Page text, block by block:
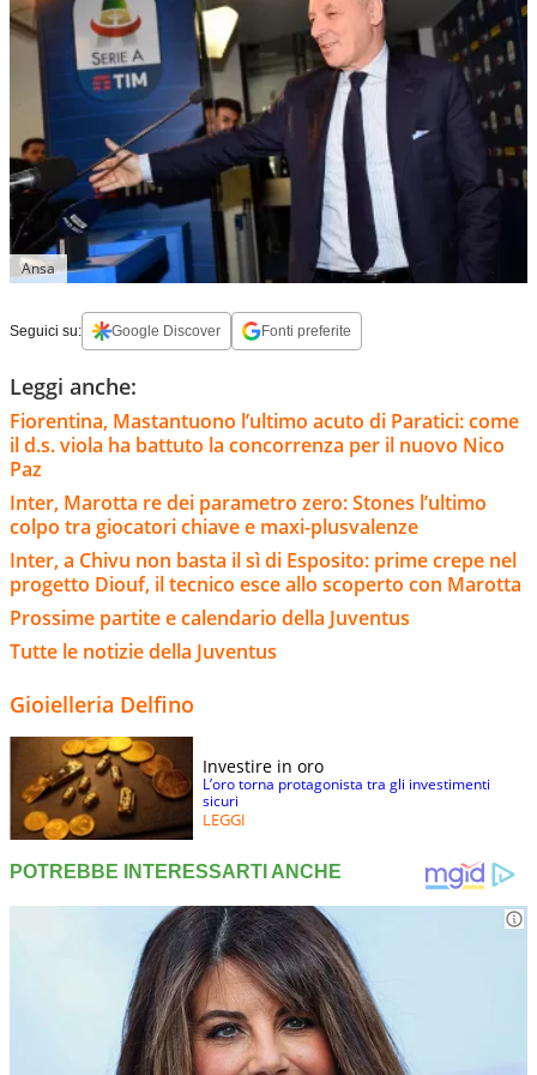
Ansa
Seguici su: Google Discover Fonti preferite
Leggi anche:
Fiorentina, Mastantuono l’ultimo acuto di Paratici: come
il d.s. viola ha battuto la concorrenza per il nuovo Nico
Paz
Inter, Marotta re dei parametro zero: Stones l’ultimo
colpo tra giocatori chiave e maxi-plusvalenze
Inter, a Chivu non basta il sì di Esposito: prime crepe nel
progetto Diouf, il tecnico esce allo scoperto con Marotta
Prossime partite e calendario della Juventus
Tutte le notizie della Juventus
Gioielleria Delfino
Investire in oro
L’oro torna protagonista tra gli investimenti
sicuri
LEGGI